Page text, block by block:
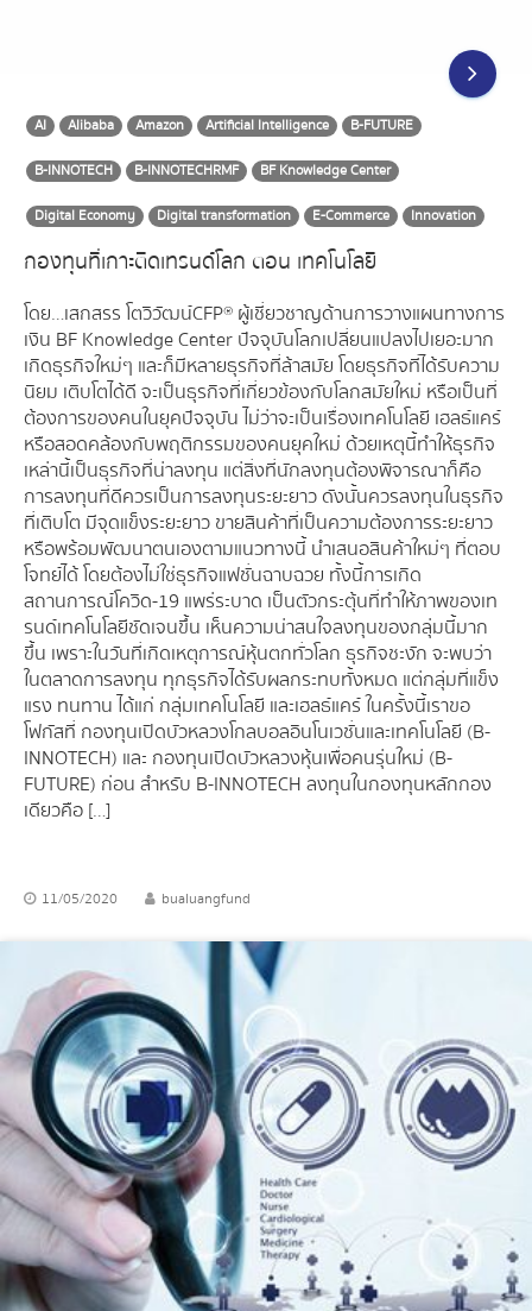
AI Alibaba Amazon Artificial Intelligence
B-FUTURE
B-INNOTECH
B-INNOTECHRMF
BF Knowledge Center
Digital Economy
Digital transformation E-Commerce Innovation
กองทุนที่เกาะติดเทรนด์โลก ตอน เทคโนโลยี
โดย…เสกสรร โตวิวัฒน์ CFP® ผู้เชี่ยวชาญด้านการวางแผนทางการ
เงิน BF Knowledge Center ปัจจุบันโลกเปลี่ยนแปลงไปเยอะมาก
เกิดธุรกิจใหม่ๆ และก็มีหลายธุรกิจที่ล้าสมัย โดยธุรกิจที่ได้รับความ
นิยม เติบโตได้ดี จะเป็นธุรกิจที่เกี่ยวข้องกับโลกสมัยใหม่ หรือเป็นที่
ต้องการของคนในยุคปัจจุบัน ไม่ว่าจะเป็นเรื่องเทคโนโลยี เฮลธ์แคร์
หรือสอดคล้องกับพฤติกรรมของคนยุคใหม่ ด้วยเหตุนี้ทำให้ธุรกิจ
เหล่านี้เป็นธุรกิจที่น่าลงทุน แต่สิ่งที่นักลงทุนต้องพิจารณาก็คือ
การลงทุนที่ดีควรเป็นการลงทุนระยะยาว ดังนั้นควรลงทุนในธุรกิจ
ที่เติบโต มีจุดแข็งระยะยาว ขายสินค้าที่เป็นความต้องการระยะยาว
หรือพร้อมพัฒนาตนเองตามแนวทางนี้ นำเสนอสินค้าใหม่ๆ ที่ตอบ
โจทย์ได้ โดยต้องไม่ใช่ธุรกิจแฟชั่นฉาบฉวย ทั้งนี้ การเกิด
สถานการณ์โควิด-19 แพร่ระบาด เป็นตัวกระตุ้นที่ทำให้ภาพของเท
รนด์เทคโนโลยีชัดเจนขึ้น เห็นความน่าสนใจลงทุนของกลุ่มนี้มาก
ขึ้น เพราะในวันที่เกิดเหตุการณ์หุ้นตกทั่วโลก ธุรกิจชะงัก จะพบว่า
ในตลาดการลงทุน ทุกธุรกิจได้รับผลกระทบทั้งหมด แต่กลุ่มที่แข็ง
แรง ทนทาน ได้แก่ กลุ่มเทคโนโลยี และเฮลธ์แคร์ ในครั้งนี้ เราขอ
โฟกัสที่ กองทุนเปิดบัวหลวงโกลบอลอินโนเวชั่นและเทคโนโลยี (B-
INNOTECH) และ กองทุนเปิดบัวหลวงหุ้นเพื่อคนรุ่นใหม่ (B-
FUTURE) ก่อน สำหรับ B-INNOTECH ลงทุนในกองทุนหลักกอง
เดียวคือ […]
11/05/2020 bualuangfund